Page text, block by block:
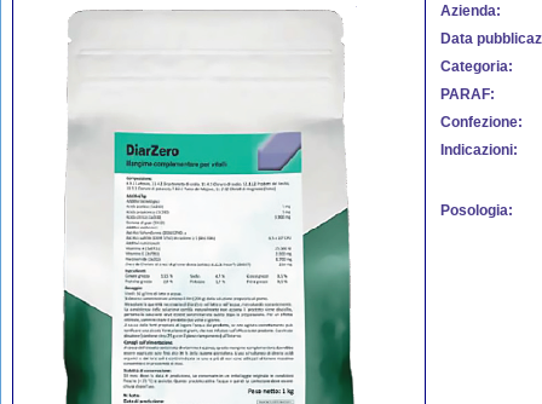
Azienda:
Data
Categoria:
PARAF:
Confezione:
Indicazioni:
Posologia: